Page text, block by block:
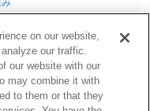
on our website,
our traffic.
our website with our
may combine it with
to them or that they